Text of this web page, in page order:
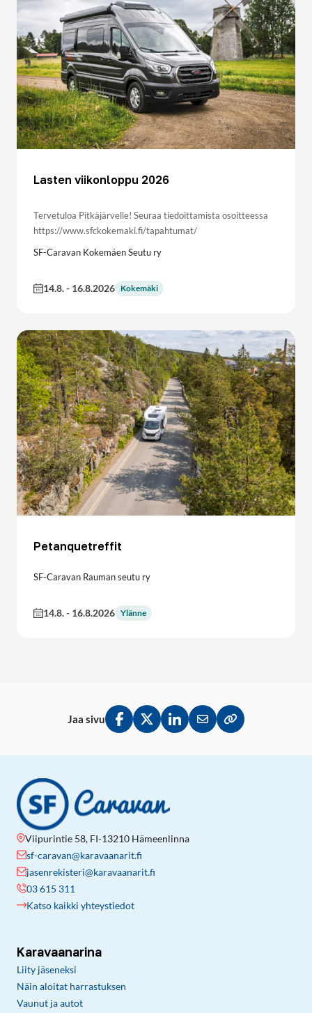
Lasten viikonloppu 2026
Tervetuloa Pitkäjärvelle! Seuraa tiedoittamista osoitteessa
https://www.sfckokemaki.fi/tapahtumat/
SF-Caravan Kokemäen Seutu ry
14.8.- 16.8.2026 Kokemäki
Petanquetreffit
SF-Caravan Rauman seutu ry
14.8.- 16.8.2026 Ylänne
Jaa sivu
Jaa Facebookissa
Jaa Twitterissä
Jaa LinkedInissä
Jaa sähköpostitse
Kopioi linkki
Viipurintie 58, FI-13210 Hämeenlinna
sf-caravan@karavaanarit.fi
jasenrekisteri@karavaanarit.fi
03 615 311
Katso kaikki yhteystiedot
Karavaanarina
Liity jäseneksi
Näin aloitat harrastuksen
Vaunut ja autot